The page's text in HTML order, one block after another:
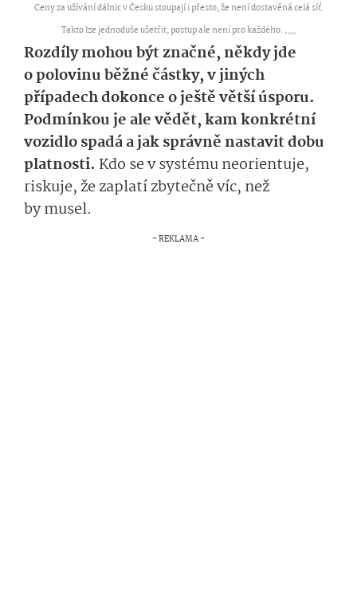
Ceny za užívání dálnic v Česku stoupají i přesto, že není dostavěná celá síť.
Takto lze jednoduše ušetřit, postup ale není pro každého. ,...
Rozdíly mohou být značné, někdy jde
o polovinu běžné částky, v jiných
případech dokonce o ještě větší úsporu.
Podmínkou je ale vědět, kam konkrétní
vozidlo spadá a jak správně nastavit dobu
platnosti. Kdo se v systému neorientuje,
riskuje, že zaplatí zbytečně víc, než
by musel.